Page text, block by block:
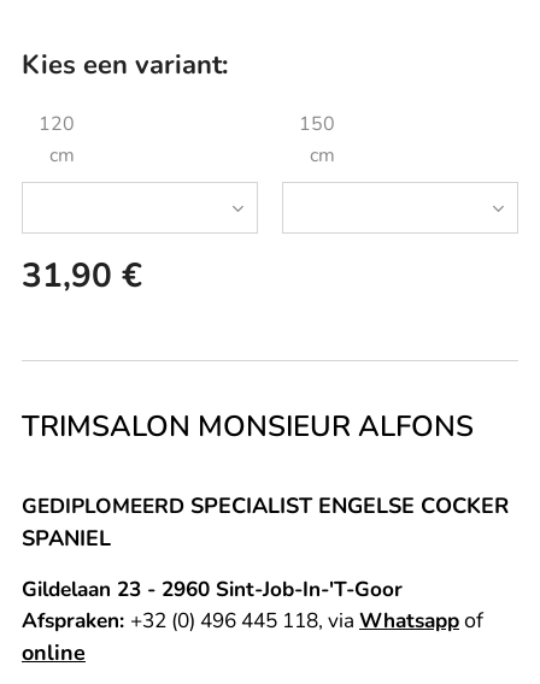
Kies een variant:
120
cm
150
cm
31,90 €
TRIMSALON MONSIEUR ALFONS
GEDIPLOMEERD SPECIALIST ENGELSE COCKER
SPANIEL
Gildelaan 23 - 2960 Sint-Job-In-'T-Goor
Afspraken: +32 (0) 496 445 118, via Whatsappof
online